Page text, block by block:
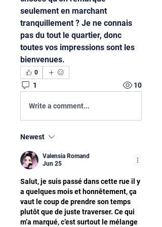
seulement en marchant
tranquillement ? Je ne connais
pas du tout le quartier, donc
toutes vos impressions sont les
bienvenues.
0
1 10
Write a comment...
Newest
Valensia Romand
Jun 25
Salut, je suis passé dans cette rue il y
a quelques mois et honnêtement, ça
vaut le coup de prendre son temps
plutôt que de juste traverser. Ce qui
m’a marqué, c’est surtout le mélange